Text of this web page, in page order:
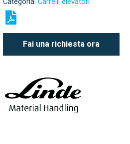
Fai una richiesta ora